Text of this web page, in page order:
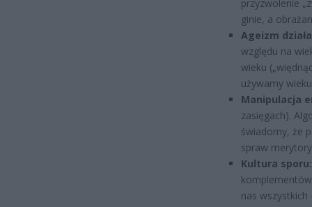
przyzwolenie
ginie, a
Ageizm
względu na
wieku
używamy
Manipulacja
zasięgach).
świadomy, że
spraw
Kultura sporu:
nas